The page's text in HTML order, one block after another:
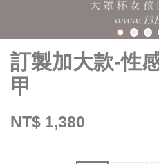
訂製加大款-性
甲
NT$ 1,380